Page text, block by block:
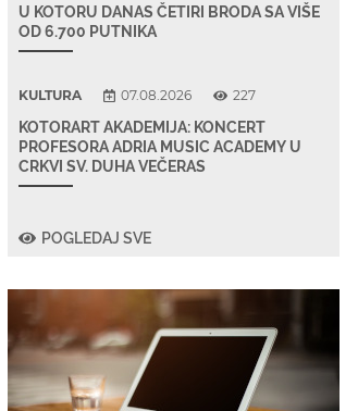
U KOTORU DANAS ČETIRI BRODA SA VIŠE
OD 6.700 PUTNIKA
KULTURA 07.08.2026 227
KOTORART AKADEMIJA: KONCERT
PROFESORA ADRIA MUSIC ACADEMY U
CRKVI SV. DUHA VEČERAS
POGLEDAJ SVE